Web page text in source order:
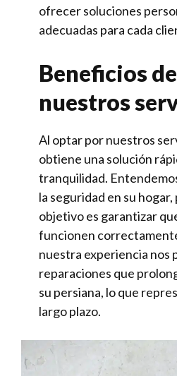
ofrecer soluciones
adecuadas para cada
Beneficios
nuestros
Al optar por nuestros
obtiene una solución
tranquilidad.
la seguridad en su
objetivo es garantizar
funcionen
nuestra experiencia nos
reparaciones que
su persiana, lo que
largo plazo.